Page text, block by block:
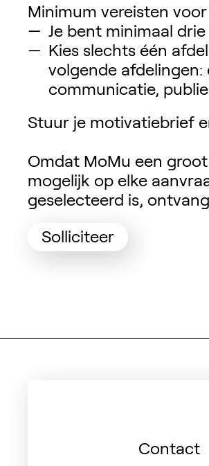
Minimum vereisten
Je bent minimaal
Kies slechts één
volgende
communicatie,
Stuur je motivatiebrief
Omdat MoMu een
mogelijk op elke
geselecteerd is,
Solliciteer(Opent in
Contact